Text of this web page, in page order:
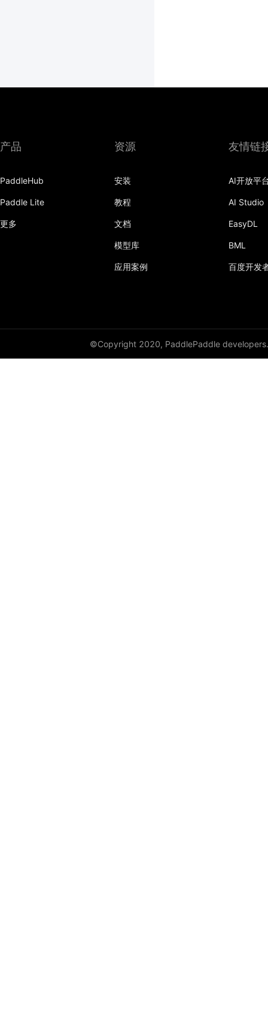
产品
PaddleHub
Paddle Lite
更多
资源
安装
教程
文档
模型库
应用案例
友情链
AI开放平
AI Studio
EasyDL
BML
百度开发
©Copyright 2020, PaddlePaddle developers.